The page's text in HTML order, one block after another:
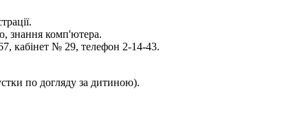
знання комп'ютера.
кабінет № 29, телефон 2-14-43.
по догляду за дитиною).